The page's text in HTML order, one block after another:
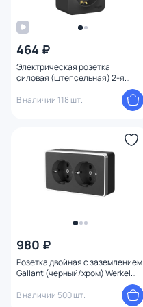
464 ₽
Электрическая розетка
силовая (штепсельная) 2-я
1509831
В наличии 118 шт.
980 ₽
Розетка двойная с заземлением
Gallant (черный/хром) Werkel
В наличии 500 шт.